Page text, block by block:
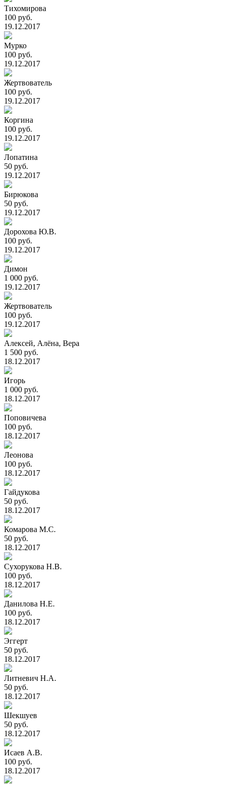
Тихомирова
100 руб.
19.12.2017
Мурко
100 руб.
19.12.2017
Жертвователь
100 руб.
19.12.2017
Коргина
100 руб.
19.12.2017
Лопатина
50 руб.
19.12.2017
Бирюкова
50 руб.
19.12.2017
Дорохова Ю.В.
100 руб.
19.12.2017
Димон
1 000 руб.
19.12.2017
Жертвователь
100 руб.
19.12.2017
Алексей, Алёна, Вера
1 500 руб.
18.12.2017
Игорь
1 000 руб.
18.12.2017
Поповичева
100 руб.
18.12.2017
Леонова
100 руб.
18.12.2017
Гайдукова
50 руб.
18.12.2017
Комарова М.С.
50 руб.
18.12.2017
Сухорукова Н.В.
100 руб.
18.12.2017
Данилова Н.Е.
100 руб.
18.12.2017
Эггерт
50 руб.
18.12.2017
Литневич Н.А.
50 руб.
18.12.2017
Шекшуев
50 руб.
18.12.2017
Исаев А.В.
100 руб.
18.12.2017